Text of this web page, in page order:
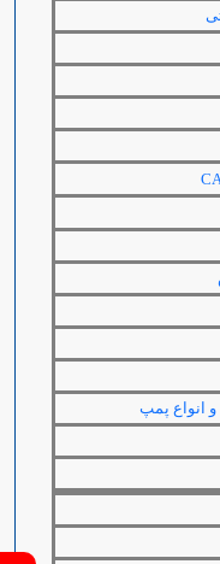
انواع پمپ